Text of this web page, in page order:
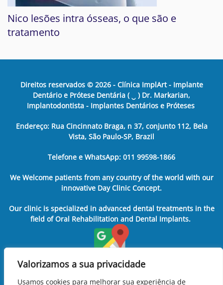
Valorizamos a sua privacidade
Usamos cookies para melhorar sua experiência de
Nico lesões intra ósseas, o que são e
tratamento
Direitos reservados © 2026- Clínica ImplArt - Implante
Dentário e Prótese Dentária ( ‿ ) Dr. Markarian,
Implantodontista - Implantes Dentários e Próteses
Endereço: Rua Cincinnato Braga, n 37, conjunto 112, Bela
Vista, São Paulo-SP, Brazil
Telefone e WhatsApp: 011 99598-1866
We Welcome patients from any country of the world with our
innovative Day Clinic Concept.
Our clinic is specialized in advanced dental treatments in the
field of Oral Rehabilitation and Dental Implants.